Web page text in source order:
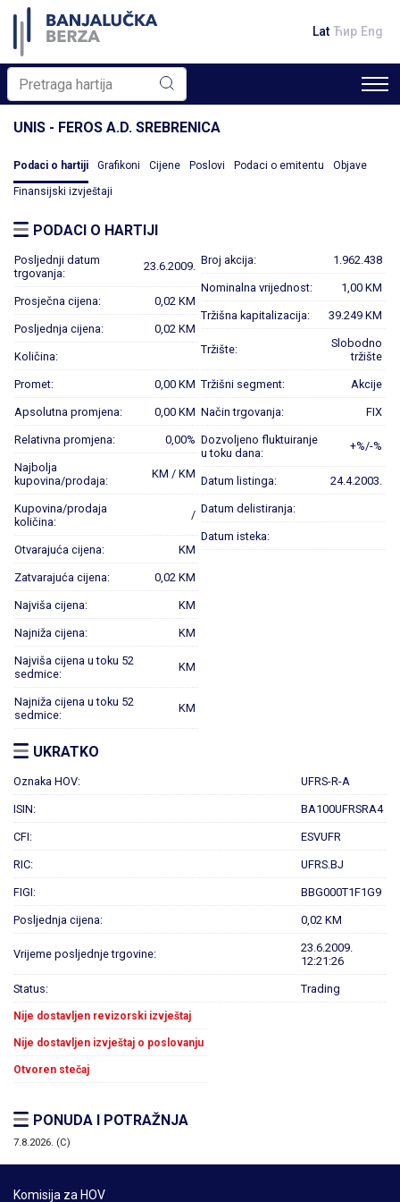
Lat Ћир Eng
UNIS - FEROS A.D. SREBRENICA
Podaci o hartiji Grafikoni Cijene Poslovi Podaci o emitentu Objave
Finansijski izvještaji
PODACI O HARTIJI
Posljednji datum
trgovanja:
23.6.2009.
Prosječna cijena: 0,02 KM
Posljednja cijena: 0,02 KM
Količina:
Promet: 0,00 KM
Apsolutna promjena: 0,00 KM
Relativna promjena: 0,00%
Najbolja
kupovina/prodaja:
KM / KM
Kupovina/prodaja
količina:
/
Otvarajuća cijena: KM
Zatvarajuća cijena: 0,02 KM
Najviša cijena: KM
Najniža cijena: KM
Najviša cijena u toku 52
sedmice:
KM
Najniža cijena u toku 52
sedmice:
KM
Broj akcija: 1.962.438
Nominalna vrijednost: 1,00 KM
Tržišna kapitalizacija: 39.249 KM
Tržište:
Slobodno
tržište
Tržišni segment: Akcije
Način trgovanja: FIX
Dozvoljeno fluktuiranje
u toku dana:
+%/-%
Datum listinga: 24.4.2003.
Datum delistiranja:
Datum isteka:
UKRATKO
Oznaka HOV: UFRS-R-A
ISIN: BA100UFRSRA4
CFI: ESVUFR
RIC: UFRS.BJ
FIGI: BBG000T1F1G9
Posljednja cijena: 0,02 KM
Vrijeme posljednje trgovine:
23.6.2009.
12:21:26
Status: Trading
Nije dostavljen revizorski izvještaj
Nije dostavljen izvještaj o poslovanju
Otvoren stečaj
PONUDA I POTRAŽNJA
7.8.2026. (C)
Komisija za HOV